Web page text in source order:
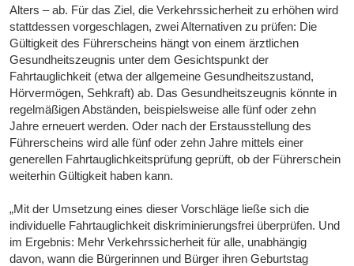
Alters – ab. Für das Ziel, die Verkehrssicherheit zu erhöhen wird
stattdessen vorgeschlagen, zwei Alternativen zu prüfen: Die
Gültigkeit des Führerscheins hängt von einem ärztlichen
Gesundheitszeugnis unter dem Gesichtspunkt der
Fahrtauglichkeit (etwa der allgemeine Gesundheitszustand,
Hörvermögen, Sehkraft) ab. Das Gesundheitszeugnis könnte in
regelmäßigen Abständen, beispielsweise alle fünf oder zehn
Jahre erneuert werden. Oder nach der Erstausstellung des
Führerscheins wird alle fünf oder zehn Jahre mittels einer
generellen Fahrtauglichkeitsprüfung geprüft, ob der Führerschein
weiterhin Gültigkeit haben kann.
„Mit der Umsetzung eines dieser Vorschläge ließe sich die
individuelle Fahrtauglichkeit diskriminierungsfrei überprüfen. Und
im Ergebnis: Mehr Verkehrssicherheit für alle, unabhängig
davon, wann die Bürgerinnen und Bürger ihren Geburtstag